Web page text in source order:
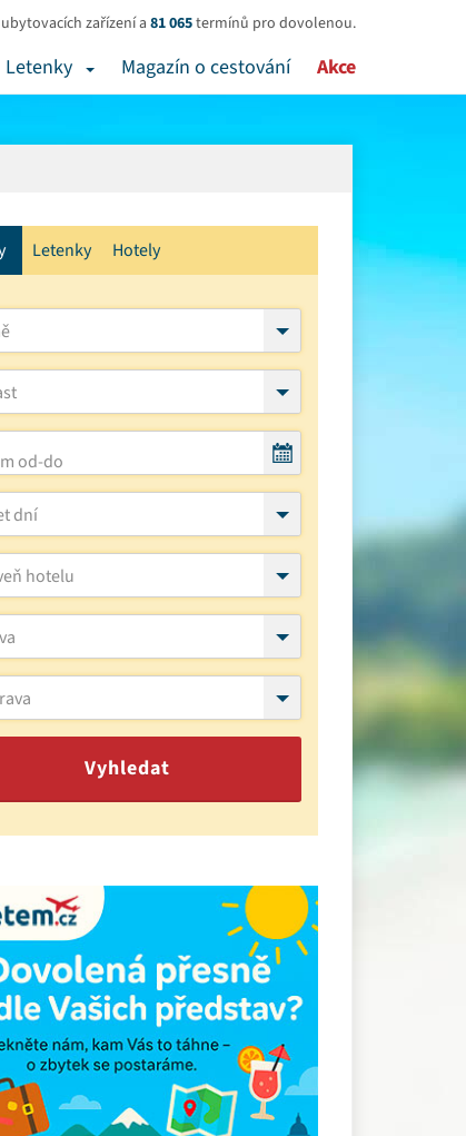
ubytovacích zařízení a 81 065termínů pro dovolenou.
Letenky Magazín o cestování Akce
Letenky Hotely
dní
hotelu
Vyhledat